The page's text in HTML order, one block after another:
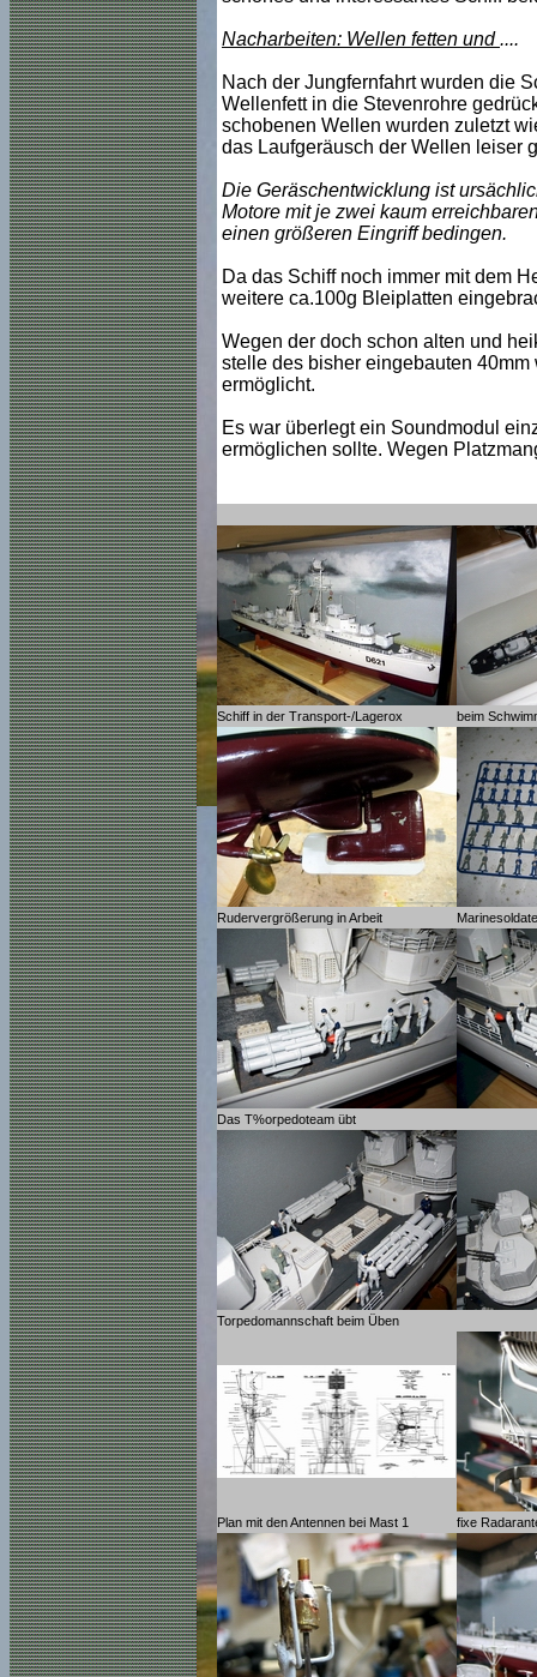
Nacharbeiten: Wellen fetten und....
Nach der Jungfernfahrt wurden die
Wellenfett in die Stevenrohre
schobenen Wellen wurden zuletzt
das Laufgeräusch der Wellen leiser
Die Geräschentwicklung ist
Motore mit je zwei kaum
einen größeren Eingriff bedingen.
Da das Schiff noch immer mit dem
weitere ca.100g Bleiplatten
Wegen der doch schon alten und
stelle des bisher eingebauten
ermöglicht.
Es war überlegt ein Soundmodul
ermöglichen sollte. Wegen
Schiff in der Transport-/Lagerox beim
Rudervergrößerung in Arbeit
Das T%orpedoteam übt
Torpedomannschaft beim Üben
Plan mit den Antennen bei Mast 1 fixe